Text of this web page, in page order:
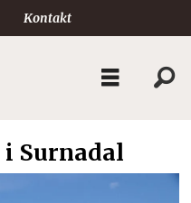
Kontakt
i Surnadal